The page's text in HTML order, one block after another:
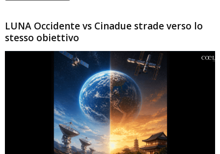
LUNA Occidente vs Cinadue strade verso lo
stesso obiettivo